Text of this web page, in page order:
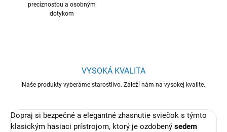
precíznosťou a osobným
dotykom
VYSOKÁ KVALITA
Naše produkty vyberáme starostlivo. Záleží nám na vysokej kvalite.
Dopraj si bezpečné a elegantné zhasnutie sviečok s týmto
klasickým hasiaci prístrojom, ktorý je ozdobený sedem